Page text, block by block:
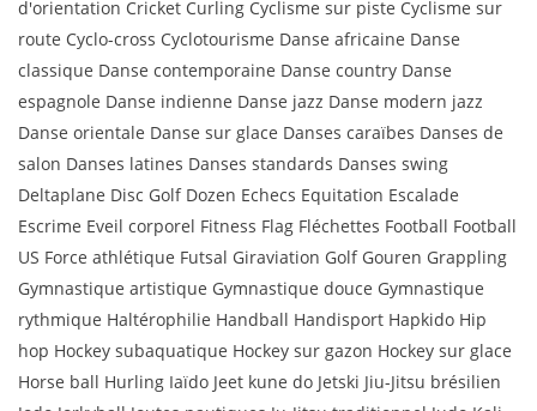
d'orientation Cricket Curling Cyclisme sur piste Cyclisme sur
route Cyclo-cross Cyclotourisme Danse africaine Danse
classique Danse contemporaine Danse country Danse
espagnole Danse indienne Danse jazz Danse modern jazz
Danse orientale Danse sur glace Danses caraïbes Danses de
salon Danses latines Danses standards Danses swing
Deltaplane Disc Golf Dozen Echecs Equitation Escalade
Escrime Eveil corporel Fitness Flag Fléchettes Football Football
US Force athlétique Futsal Giraviation Golf Gouren Grappling
Gymnastique artistique Gymnastique douce Gymnastique
rythmique Haltérophilie Handball Handisport Hapkido Hip
hop Hockey subaquatique Hockey sur gazon Hockey sur glace
Horse ball Hurling Iaïdo Jeet kune do Jetski Jiu-Jitsu brésilien